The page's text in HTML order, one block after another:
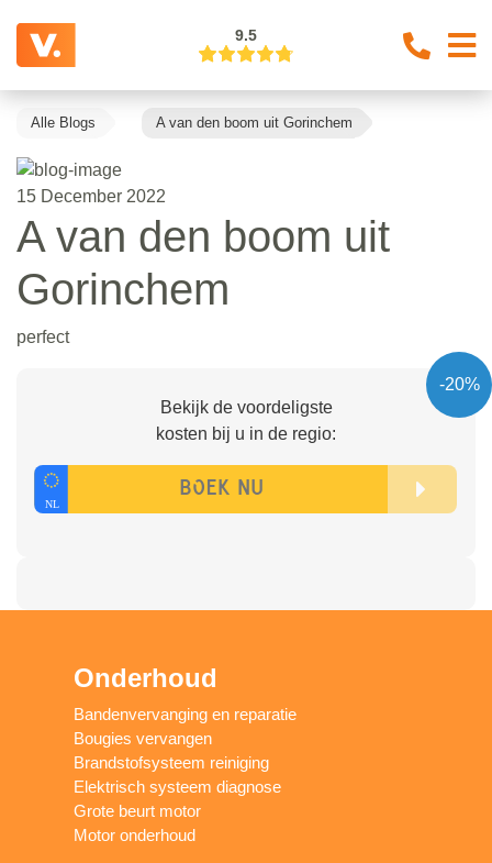
9.5
Alle Blogs A van den boom uit Gorinchem
15 December 2022
A van den boom uit
Gorinchem
perfect
-20%
Bekijk de voordeligste
kosten bij u in de regio:
Onderhoud
Bandenvervanging en reparatie
Bougies vervangen
Brandstofsysteem reiniging
Elektrisch systeem diagnose
Grote beurt motor
Motor onderhoud